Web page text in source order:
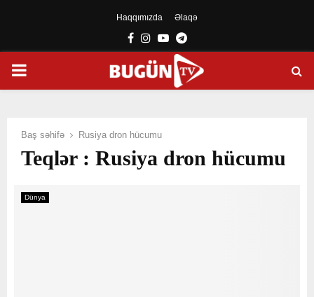
Haqqımızda Əlaqə
Facebook
Instagram
YoutubeTelegram
PRIMARY
Baş səhifə Rusiya dron hücumu
Teqlər : Rusiya dron hücumu
Dünya